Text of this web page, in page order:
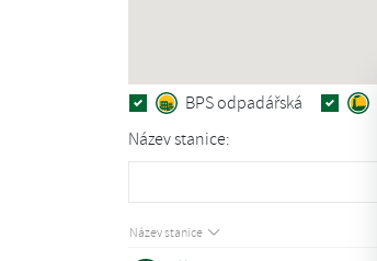
BPS odpadářská
Název stanice:
Název stanice